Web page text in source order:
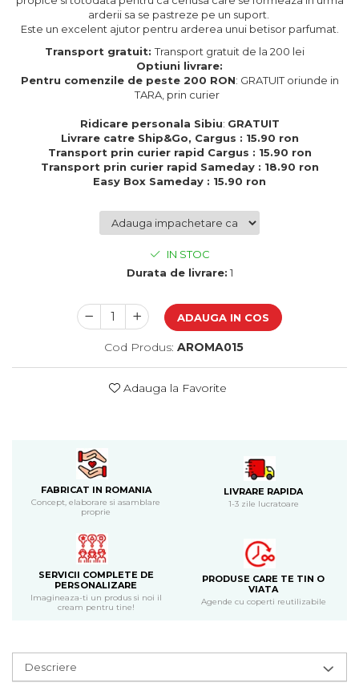
Decoratiuni pentru casa
Genti si portofele barbati din
piele naturala
Cadouri de Paste
Produse personalizate pentru
nunti si botezuri
Martisoare
Cadouri personalizate pentru
Cadouri pentru profesori
Cadouri pentru parinti
Cadouri pentru iubita
Cadouri pentru mama
Cadouri pentru tata
Cadouri pentru bunici
CERCEI ZAMAC
Ateliere - planse cu nisip colorat
arderii sa se pastreze pe un suport.
Este un excelent ajutor pentru arderea unui betisor parfumat.
Transport gratuit:Transport gratuit de la 200 lei
Optiuni livrare:
Pentru comenzile de peste 200 RON: GRATUIT oriunde in
TARA, prin curier
Ridicare personala Sibiu: GRATUIT
Livrare catre Ship&Go, Cargus : 15.90 ron
Transport prin curier rapid Cargus : 15.90 ron
Transport prin curier rapid Sameday : 18.90 ron
Easy Box Sameday : 15.90 ron
IN STOC
Durata de livrare: 1
ADAUGA IN COS
Cod Produs: AROMA015
Adauga la Favorite
FABRICAT IN ROMANIA
Concept, elaborare si asamblare
proprie
LIVRARE RAPIDA
1-3 zile lucratoare
SERVICII COMPLETE DE
PERSONALIZARE
Imagineaza-ti un produs si noi il
cream pentru tine!
PRODUSE CARE TE TIN O
VIATA
Agende cu coperti reutilizabile
Descriere